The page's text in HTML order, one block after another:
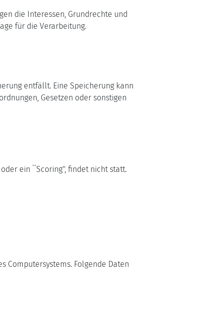
die Interessen, Grundrechte und
für die Verarbeitung.
entfällt. Eine Speicherung kann
Gesetzen oder sonstigen
ein ``Scoring'', findet nicht statt.
Computersystems. Folgende Daten